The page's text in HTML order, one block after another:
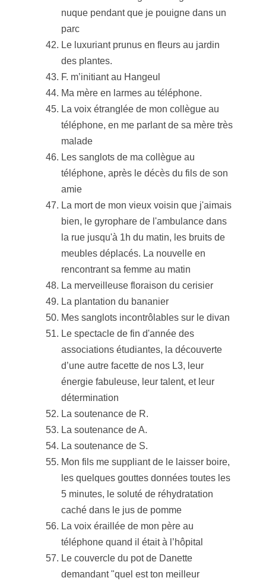
nuque pendant que je pouigne dans un
parc
Le luxuriant prunus en fleurs au jardin
des plantes.
F. m’initiant au Hangeul
Ma mère en larmes au téléphone.
La voix étranglée de mon collègue au
téléphone, en me parlant de sa mère très
malade
Les sanglots de ma collègue au
téléphone, après le décès du fils de son
amie
La mort de mon vieux voisin que j'aimais
bien, le gyrophare de l'ambulance dans
la rue jusqu'à 1h du matin, les bruits de
meubles déplacés. La nouvelle en
rencontrant sa femme au matin
La merveilleuse floraison du cerisier
La plantation du bananier
Mes sanglots incontrôlables sur le divan
Le spectacle de fin d'année des
associations étudiantes, la découverte
d’une autre facette de nos L3, leur
énergie fabuleuse, leur talent, et leur
détermination
La soutenance de R.
La soutenance de A.
La soutenance de S.
Mon fils me suppliant de le laisser boire,
les quelques gouttes données toutes les
5 minutes, le soluté de réhydratation
caché dans le jus de pomme
La voix éraillée de mon père au
téléphone quand il était à l’hôpital
Le couvercle du pot de Danette
demandant "quel est ton meilleur